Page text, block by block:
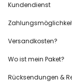
Kundendienst
Versandkosten?
Wo ist mein Paket?
Rücksendungen &